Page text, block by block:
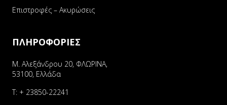
Επιστροφές – Ακυρώσεις
ΠΛΗΡΟΦΟΡΙΕΣ
Μ. Αλεξάνδρου 20, ΦΛΩΡΙΝΑ,
53100, Ελλάδα
Τ: + 23850-22241